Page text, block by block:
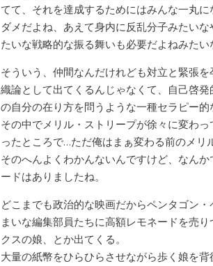
てて、それを達成するためにはみんな一丸
ダメだよね、あえて身内に反乱分子みたい
たいな戦略的な振る舞いも必要だよねみたい
そういう、仲間なんだけれども対立と緊張
織論として出てくるんじゃなくて、自己啓
の自分の在り方を問うような一種セラピー的
その中でメリル・ストリープが徐々に変わ
ったところで…ただ俺はまぁ変わる前のメリ
そのへんよくわかんないんですけど、なん
ードはありましたね。
どこまでも政治的な映画だからペンタゴン
まいな編集部員たちに高額レモネードを売
クスの娘、とか出てくる。
大量の紙幣をひらひらさせながら歩く娘を背